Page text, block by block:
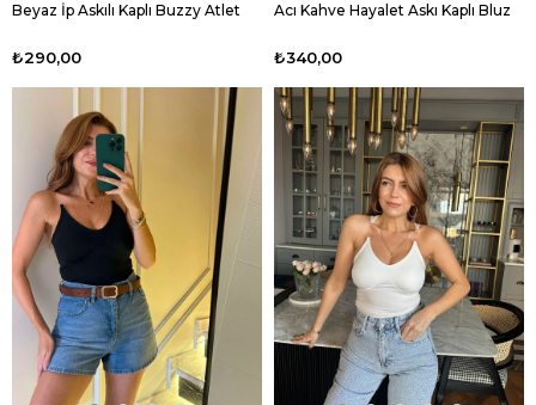
Beyaz İp Askılı Kaplı Buzzy Atlet
₺290,00
Acı Kahve Hayalet Askı Kaplı Bluz
₺340,00